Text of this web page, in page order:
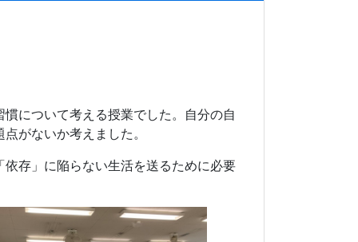
について考える授業でした。自分の自
がないか考えました。
存」に陥らない生活を送るために必要